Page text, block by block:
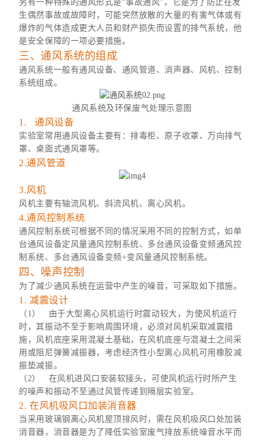
另有一种特殊的通风形式是“事故通风"，它是为了防止在发
生偶然事故或故障时，可能突然放散的大量的有害气体或有
爆炸的气体造成更大人员和财产损失而设置的排气系统，他
是安全保障的一项必要措施。
三、通风系统的组成
通风系统一般有通风设备、通风管道、消声器、风机、控制
系统组成。
通风系统及环保废气处理示意图
1. 通风设备
实验室常用通风设备主要有：排毒柜、原子收罩、万向排气
罩、桌面式通风罩等。
2.通风管道
3.风机
风机主要有轴流风机、斜流风机、离心风机。
4.通风控制系统
通风控制系统可根据不同的情况采用不同的控制方式，如单
台通风设备定风量通风控制系统、多台通风设备变频通风控
制系统、多台通风设备变频+变风量通风控制系统。
四、噪声控制
为了减少通风系统在运营中产生的噪音，可采取如下措施。
1. 减震设计
（1） 由于大型离心风机运行时震动较大，为使风机运行
时，其振动不至于影响周围环境，必须对风机采取减震措
施，风机底座采用混凝土基础，在风机底座与混凝土之间采
用或阻尼弹簧减振器，考虑经济性小型离心风机可用橡胶减
振垫减振。
（2） 在风机进风口安装软接头，可使风机运行时所产生
的噪声和振动不至通过风管传递到隔层实验室。
2. 在风机吸风口加装消音器
当采用玻璃钢离心风机屋顶排风时，需在风机吸风口处加装
消音器，消音器是为了降低实验室废气排放系统噪音水平而